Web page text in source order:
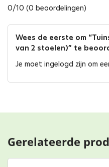
0/10 (0 beoordelingen)
Wees de eerste om
van 2 stoelen)” te
Je moet ingelogd zijn om
Gerelateerde